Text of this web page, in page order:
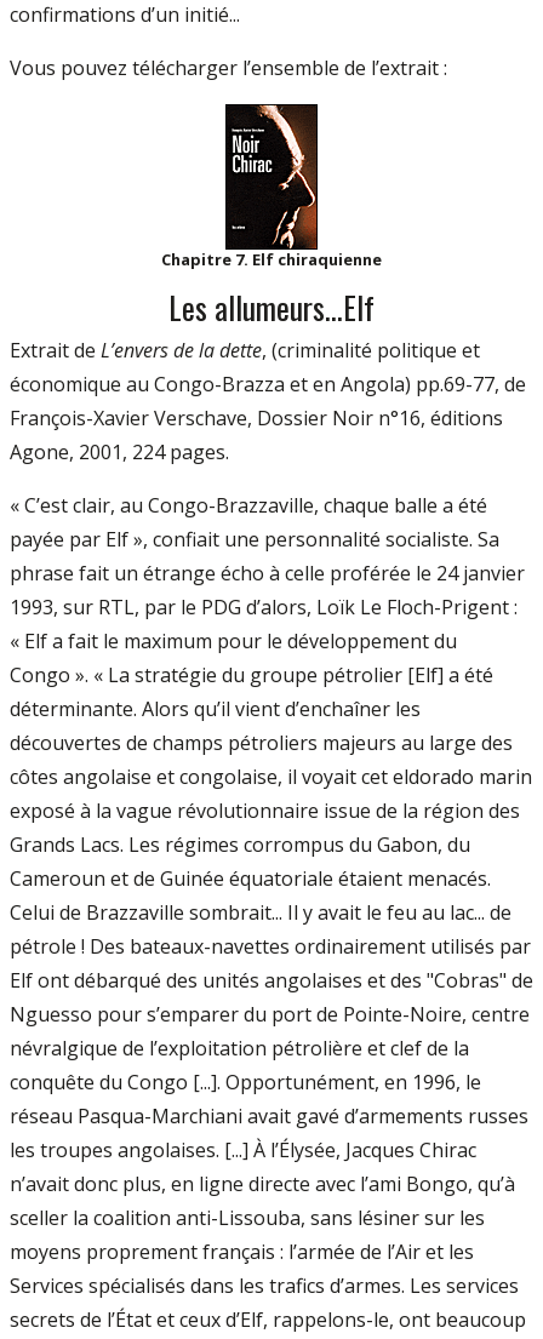
confirmations d’un initié...
Vous pouvez télécharger l’ensemble de l’extrait :
Chapitre 7. Elf chiraquienne
Les allumeurs...Elf
Extrait de L’envers de la dette, (criminalité politique et
économique au Congo-Brazza et en Angola) pp.69-77, de
François-Xavier Verschave, Dossier Noir n°16, éditions
Agone, 2001, 224 pages.
« C’est clair, au Congo-Brazzaville, chaque balle a été
payée par Elf », confiait une personnalité socialiste. Sa
phrase fait un étrange écho à celle proférée le 24 janvier
1993, sur RTL, par le PDG d’alors, Loïk Le Floch-Prigent :
« Elf a fait le maximum pour le développement du
Congo ». « La stratégie du groupe pétrolier [Elf] a été
déterminante. Alors qu’il vient d’enchaîner les
découvertes de champs pétroliers majeurs au large des
côtes angolaise et congolaise, il voyait cet eldorado marin
exposé à la vague révolutionnaire issue de la région des
Grands Lacs. Les régimes corrompus du Gabon, du
Cameroun et de Guinée équatoriale étaient menacés.
Celui de Brazzaville sombrait... Il y avait le feu au lac... de
pétrole ! Des bateaux-navettes ordinairement utilisés par
Elf ont débarqué des unités angolaises et des "Cobras" de
Nguesso pour s’emparer du port de Pointe-Noire, centre
névralgique de l’exploitation pétrolière et clef de la
conquête du Congo [...]. Opportunément, en 1996, le
réseau Pasqua-Marchiani avait gavé d’armements russes
les troupes angolaises. [...] À l’Élysée, Jacques Chirac
n’avait donc plus, en ligne directe avec l’ami Bongo, qu’à
sceller la coalition anti-Lissouba, sans lésiner sur les
moyens proprement français : l’armée de l’Air et les
Services spécialisés dans les trafics d’armes. Les services
secrets de l’État et ceux d’Elf, rappelons-le, ont beaucoup